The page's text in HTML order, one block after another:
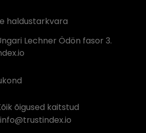
haldustarkvara
Lechner Ödön fasor 3.
õigused kaitstud
info@trustindex.io